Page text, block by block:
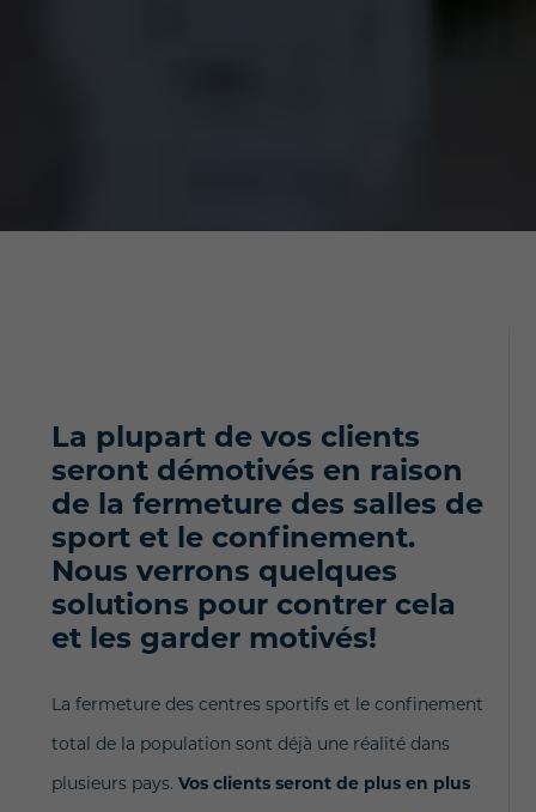
La plupart de vos clients
seront démotivés en raison
de la fermeture des salles de
sport et le confinement.
Nous verrons quelques
solutions pour contrer cela
et les garder motivés!
La fermeture des centres sportifs et le confinement
total de la population sont déjà une réalité dans
plusieurs pays. Vos clients seront de plus en plus